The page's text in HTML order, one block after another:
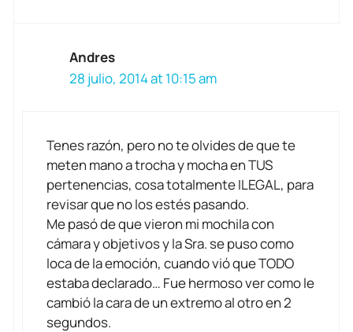
Andres
28 julio, 2014 at 10:15 am
Tenes razón, pero no te olvides de que te
meten mano a trocha y mocha en TUS
pertenencias, cosa totalmente ILEGAL, para
revisar que no los estés pasando.
Me pasó de que vieron mi mochila con
cámara y objetivos y la Sra. se puso como
loca de la emoción, cuando vió que TODO
estaba declarado… Fue hermoso ver como le
cambió la cara de un extremo al otro en 2
segundos.